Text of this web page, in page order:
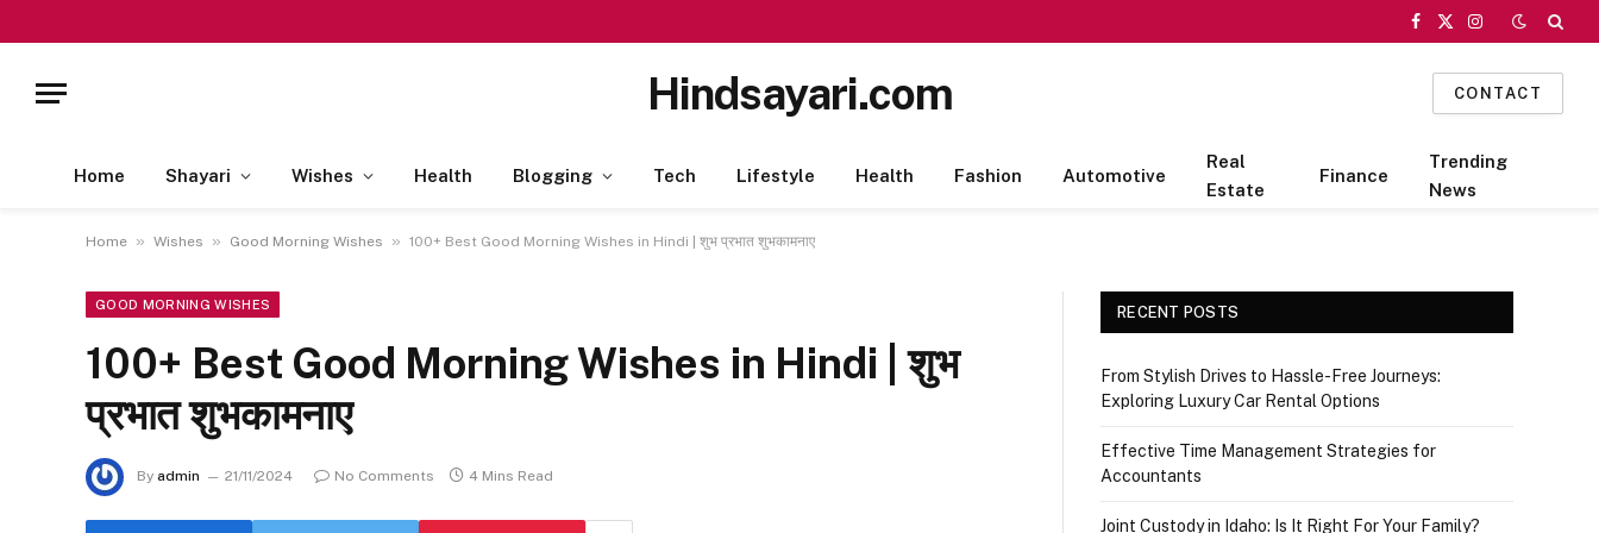
Facebook
X
Instagram
Hindsayari.com CONTACT
Home Shayari Wishes Health Blogging Tech Lifestyle Health Fashion Automotive
Real
Estate
Finance
Trending
News
Home » Wishes » Good Morning Wishes » 100+ Best Good Morning Wishes in Hindi | शुभ प्रभात शुभकामनाए
GOOD MORNING WISHES
100+ Best Good Morning Wishes in Hindi | शुभ
प्रभात शुभकामनाए
By admin 21/11/2024 No Comments 4 Mins Read
RECENT POSTS
From Stylish Drives to Hassle-Free Journeys:
Exploring Luxury Car Rental Options
Effective Time Management Strategies for
Accountants
Joint Custody in Idaho: Is It Right For Your Family?